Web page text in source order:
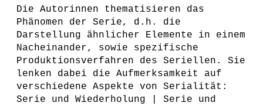
Die Autorinnen thematisieren das
Phänomen der Serie, d.h. die
Darstellung ähnlicher Elemente in einem
Nacheinander, sowie spezifische
Produktionsverfahren des Seriellen. Sie
lenken dabei die Aufmerksamkeit auf
verschiedene Aspekte von Serialität:
Serie und Wiederholung | Serie und